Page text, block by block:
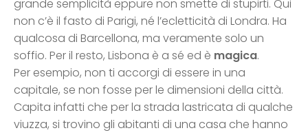
grande semplicità eppure non smette di stupirti. Qui
non c’è il fasto di Parigi, né l’ecletticità di Londra. Ha
qualcosa di Barcellona, ma veramente solo un
soffio. Per il resto, Lisbona è a sé ed è magica.
Per esempio, non ti accorgi di essere in una
capitale, se non fosse per le dimensioni della città.
Capita infatti che per la strada lastricata di qualche
viuzza, si trovino gli abitanti di una casa che hanno